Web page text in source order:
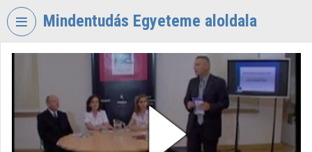
Skip header
Mindentudás Egyeteme aloldala
TORIUM
MINDENTUDÁS
EGYETEME
Organization home